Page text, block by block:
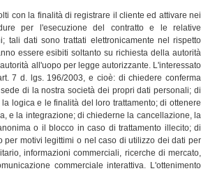
con la finalità di registrare il cliente ed attivare nei
per l'esecuzione del contratto e le relative
tali dati sono trattati elettronicamente nel rispetto
essere esibiti soltanto su richiesta della autorità
all'uopo per legge autorizzante. L'interessato
7 d. lgs. 196/2003, e cioè: di chiedere conferma
di la nostra società dei propri dati personali; di
logica e le finalità del loro trattamento; di ottenere
e la integrazione; di chiederne la cancellazione, la
o il blocco in caso di trattamento illecito; di
per motivi legittimi o nel caso di utilizzo dei dati per
informazioni commerciali, ricerche di mercato,
commerciale interattiva. L'ottenimento